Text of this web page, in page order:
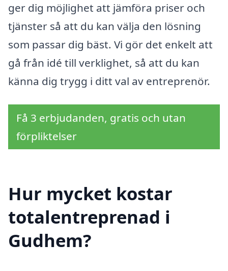
ger dig möjlighet att jämföra priser och
tjänster så att du kan välja den lösning
som passar dig bäst. Vi gör det enkelt att
gå från idé till verklighet, så att du kan
känna dig trygg i ditt val av entreprenör.
Få 3 erbjudanden, gratis och utan
förpliktelser
Hur mycket kostar
totalentreprenad i
Gudhem?